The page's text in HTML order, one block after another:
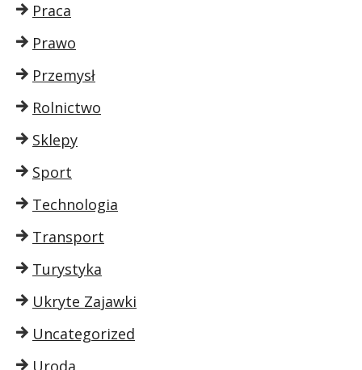
Praca
Prawo
Przemysł
Rolnictwo
Sklepy
Sport
Technologia
Transport
Turystyka
Ukryte Zajawki
Uncategorized
Uroda